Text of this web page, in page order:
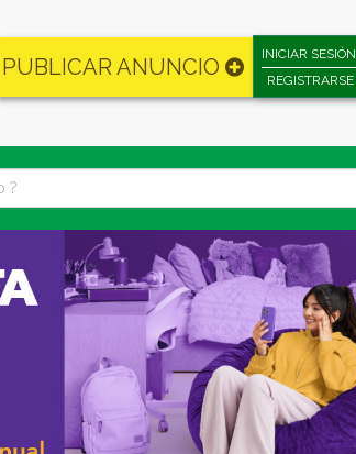
PUBLICAR ANUNCIO
INICIAR SESIÓN
REGISTRARSE